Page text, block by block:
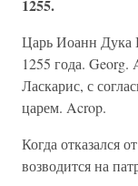
1255.
Царь Иоанн Дука
1255 года.
Ласкарис, с
царем. Acrop.
Когда отказался
возводится на